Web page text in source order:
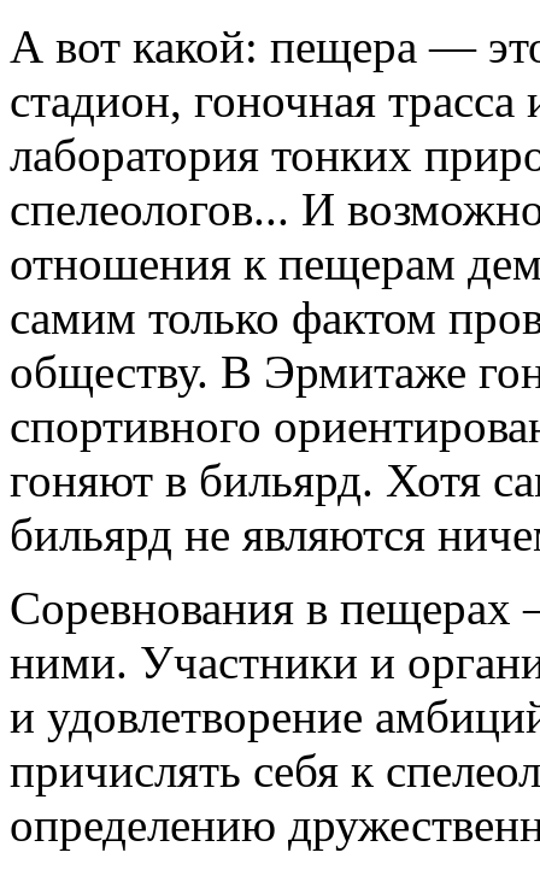
А вот какой: пещера —
стадион, гоночная
лаборатория тонких
спелеологов... И
отношения к пещерам
самим только фактом
обществу. В Эрмитаже
спортивного
гоняют в бильярд. Хотя
бильярд не являются
Соревнования в пещерах
ними. Участники и
и удовлетворение
причислять себя к
определению